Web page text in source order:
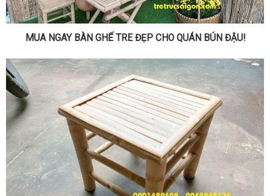
MUA NGAY BÀN GHẾ TRE ĐẸP CHO QUÁN BÚN ĐẬU!